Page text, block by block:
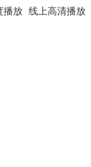
播放 线上高清播放